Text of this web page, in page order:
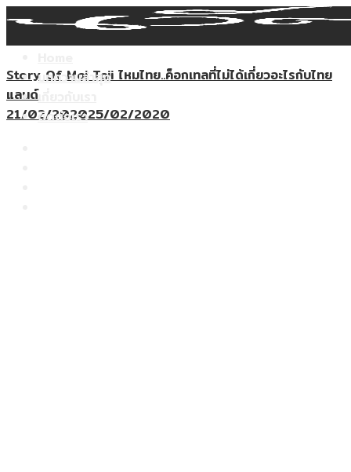
บทความล่าสุด
เกี่ยวกับเรา
ติดต่อเรา
Search
Story Of Mai Taii ไหมไทย..ค็อกเทลที่ไม่ได้เกี่ยวอะไรกับไทย
แลนด์
21/02/202025/02/2020